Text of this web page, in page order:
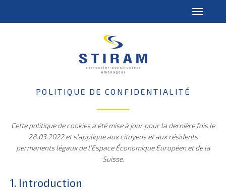
POLITIQUE DE CONFIDENTIALITÉ
Cette politique de cookies a été mise à jour pour la dernière fois le
28.03.2022 et s’applique aux citoyens et aux résidents
permanents légaux de l’Espace Économique Européen et de la
Suisse.
1. Introduction